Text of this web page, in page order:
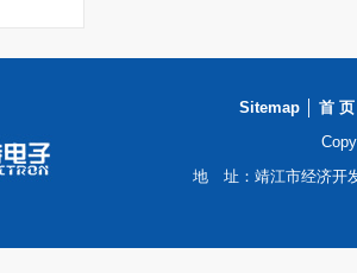
Sitemap 首 页
地 址：靖江市经济